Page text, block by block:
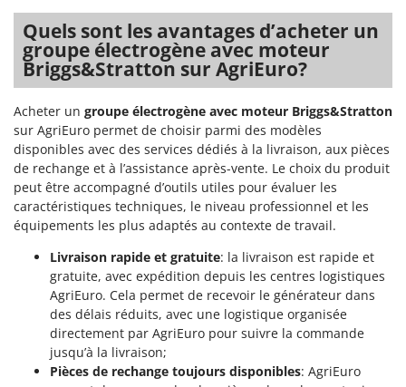
Quels sont les avantages d’acheter un
groupe électrogène avec moteur
Briggs&Stratton sur AgriEuro?
Acheter un groupe électrogène avec moteur Briggs&Stratton
sur AgriEuro permet de choisir parmi des modèles
disponibles avec des services dédiés à la livraison, aux pièces
de rechange et à l’assistance après-vente. Le choix du produit
peut être accompagné d’outils utiles pour évaluer les
caractéristiques techniques, le niveau professionnel et les
équipements les plus adaptés au contexte de travail.
Livraison rapide et gratuite: la livraison est rapide et
gratuite, avec expédition depuis les centres logistiques
AgriEuro. Cela permet de recevoir le générateur dans
des délais réduits, avec une logistique organisée
directement par AgriEuro pour suivre la commande
jusqu’à la livraison;
Pièces de rechange toujours disponibles: AgriEuro